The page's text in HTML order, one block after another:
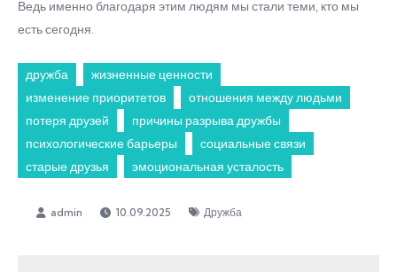
Ведь именно благодаря этим людям мы стали теми, кто мы
есть сегодня.
дружба
жизненные ценности
изменение приоритетов
отношения между людьми
потеря друзей
причины разрыва дружбы
психологические барьеры
социальные связи
старые друзья
эмоциональная усталость
10.09.2025 Дружба